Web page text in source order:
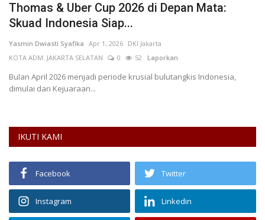
Thomas & Uber Cup 2026 di Depan Mata:
Skuad Indonesia Siap...
Yasmin Dwiasti Syafika Apr 1, 2026 DKI Jakarta
KOTA ADM. JAKARTA SELATAN
0 52 Laporkan
Bulan April 2026 menjadi periode krusial bulutangkis Indonesia,
dimulai dari Kejuaraan...
IKUTI KAMI
Facebook Twitter
Instagram Linkedin